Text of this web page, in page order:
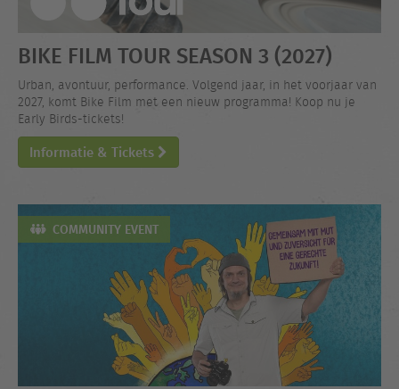
BIKE FILM TOUR SEASON 3 (2027)
Urban, avontuur, performance. Volgend jaar, in het voorjaar van
2027, komt Bike Film met een nieuw programma! Koop nu je
Early Birds-tickets!
Informatie & Tickets
COMMUNITY EVENT